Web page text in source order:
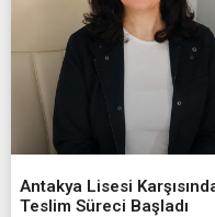
Antakya Lisesi
Teslim Süreci Başladı